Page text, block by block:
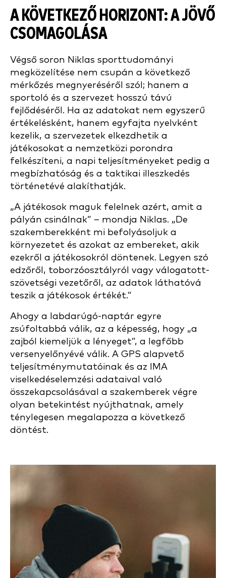
A KÖVETKEZŐ HORIZONT: A JÖVŐ
CSOMAGOLÁSA
Végső soron Niklas sporttudományi
megközelítése nem csupán a következő
mérkőzés megnyeréséről szól; hanem a
sportoló és a szervezet hosszú távú
fejlődéséről. Ha az adatokat nem egyszerű
értékelésként, hanem egyfajta nyelvként
kezelik, a szervezetek elkezdhetik a
játékosokat a nemzetközi porondra
felkészíteni, a napi teljesítményeket pedig a
megbízhatóság és a taktikai illeszkedés
történetévé alakíthatják.
„A játékosok maguk felelnek azért, amit a
pályán csinálnak” – mondja Niklas. „De
szakemberekként mi befolyásoljuk a
környezetet és azokat az embereket, akik
ezekről a játékosokról döntenek. Legyen szó
edzőről, toborzóosztályról vagy válogatott-
szövetségi vezetőről, az adatok láthatóvá
teszik a játékosok értékét.”
Ahogy a labdarúgó-naptár egyre
zsúfoltabbá válik, az a képesség, hogy „a
zajból kiemeljük a lényeget”, a legfőbb
versenyelőnyévé válik. A GPS alapvető
teljesítménymutatóinak és az IMA
viselkedéselemzési adataival való
összekapcsolásával a szakemberek végre
olyan betekintést nyújthatnak, amely
ténylegesen megalapozza a következő
döntést.